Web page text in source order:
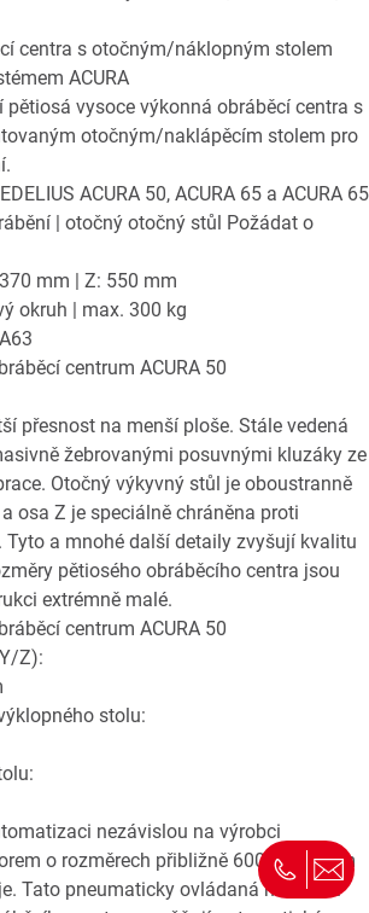
centra s otočným/náklopným stolem
ACURA
pětiosá vysoce výkonná obráběcí centra s
otočným/naklápěcím stolem pro
| otočný otočný stůl Požádat o
mm | Z: 550 mm
okruh | max. 300 kg
přesnost na menší ploše. Stále vedená
žebrovanými posuvnými kluzáky ze
Otočný výkyvný stůl je oboustranně
osa Z je speciálně chráněna proti
Tyto a mnohé další detaily zvyšují kvalitu
pětiosého obráběcího centra jsou
extrémně malé.
Z):
stolu:
nezávislou na výrobci
o rozměrech přibližně 600 x 840 mm
Tato pneumaticky ovládaná nerezová